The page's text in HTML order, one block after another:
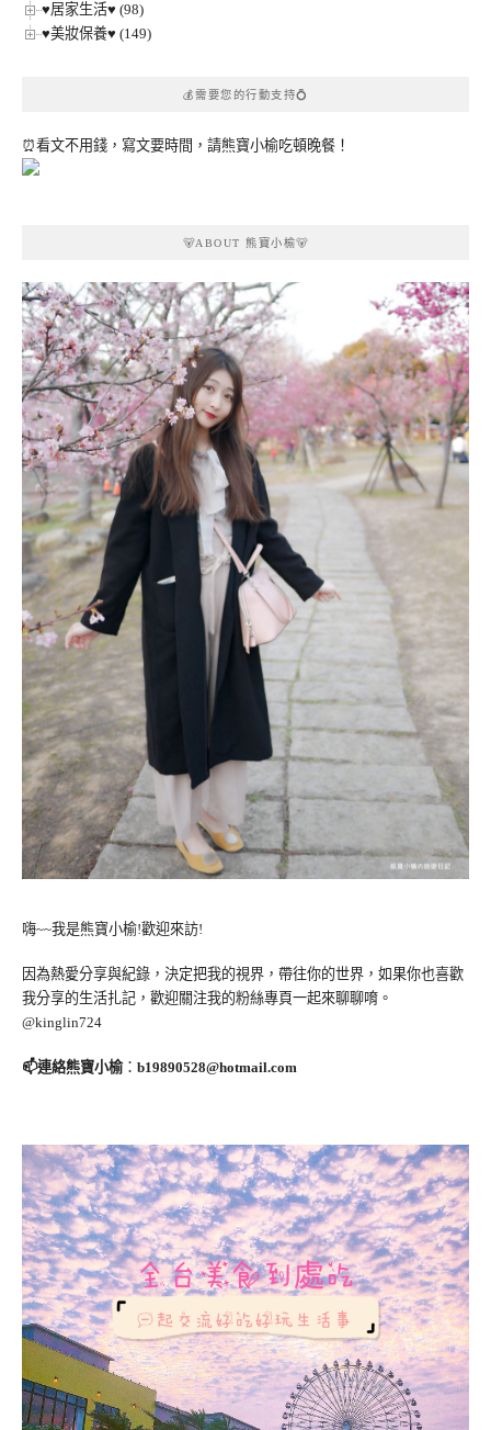
♥居家生活♥ (98)
♥美妝保養♥ (149)
💰需要您的行動支持💍
⏰看文不用錢，寫文要時間，請熊寶小榆吃頓晚餐！
🐻ABOUT 熊寶小榆🐻
嗨~~我是熊寶小榆!歡迎來訪!
因為熱愛分享與紀錄，決定把我的視界，帶往你的世界，如果你也喜歡
我分享的生活扎記，歡迎關注我的粉絲專頁一起來聊聊唷。
@kinglin724
📫連絡熊寶小榆： b19890528@hotmail.com